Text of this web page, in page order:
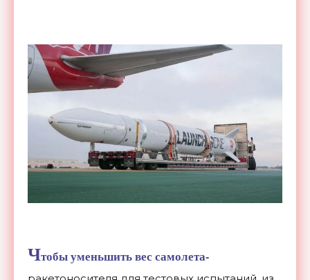
Чтобы уменьшить вес самолета-